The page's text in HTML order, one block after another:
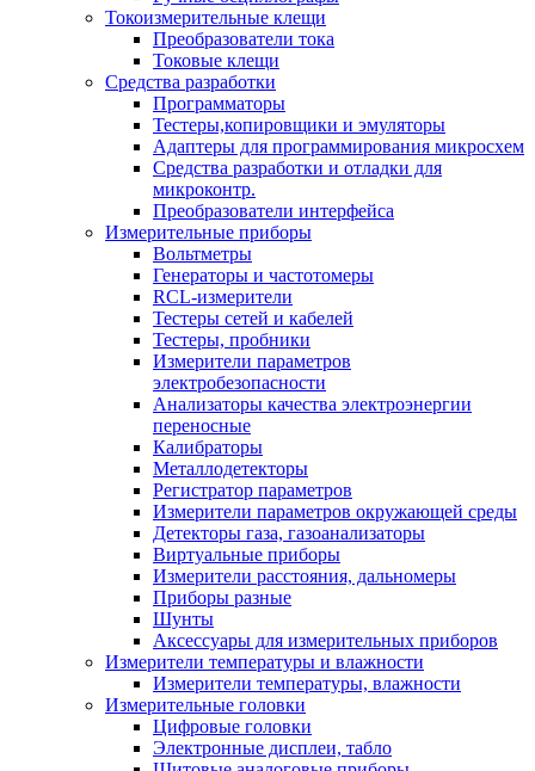
Токоизмерительные клещи
Преобразователи тока
Токовые клещи
Средства разработки
Программаторы
Тестеры,копировщики и эмуляторы
Адаптеры для программирования микросхем
Cредства разработки и отладки для
микроконтр.
Преобразователи интерфейса
Измерительные приборы
Вольтметры
Генераторы и частотомеры
RCL-измерители
Тестеры сетей и кабелей
Тестеры, пробники
Измерители параметров
электробезопасности
Анализаторы качества электроэнергии
переносные
Калибраторы
Металлодетекторы
Регистратор параметров
Измерители параметров окружающей среды
Детекторы газа, газоанализаторы
Виртуальные приборы
Измерители расстояния, дальномеры
Приборы разные
Шунты
Аксессуары для измерительных приборов
Измерители температуры и влажности
Измерители температуры, влажности
Измерительные головки
Цифровые головки
Электронные дисплеи, табло